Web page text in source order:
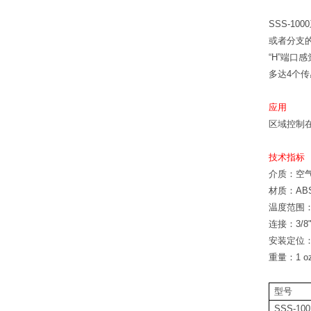
SSS-1000
或者分支
“H”端口
多达4个
应用
区域控制
技术指标
介质：空
材质：
温度范围
连接： 3/
安装定位
重量：1
型号
SSS-